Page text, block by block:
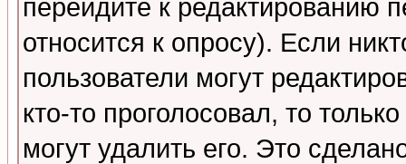
перейдите к редактированию
относится к опросу). Если
пользователи могут
кто-то проголосовал, то
могут удалить его. Это